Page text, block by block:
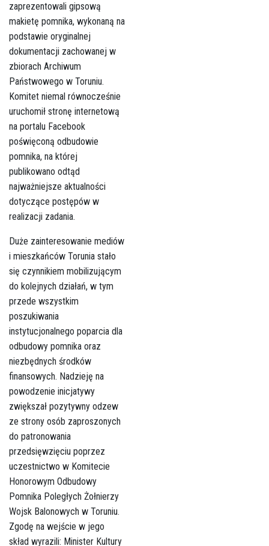
zaprezentowali gipsową
makietę pomnika, wykonaną na
podstawie oryginalnej
dokumentacji zachowanej w
zbiorach Archiwum
Państwowego w Toruniu.
Komitet niemal równocześnie
uruchomił stronę internetową
na portalu Facebook
poświęconą odbudowie
pomnika, na której
publikowano odtąd
najważniejsze aktualności
dotyczące postępów w
realizacji zadania.
Duże zainteresowanie mediów
i mieszkańców Torunia stało
się czynnikiem mobilizującym
do kolejnych działań, w tym
przede wszystkim
poszukiwania
instytucjonalnego poparcia dla
odbudowy pomnika oraz
niezbędnych środków
finansowych. Nadzieję na
powodzenie inicjatywy
zwiększał pozytywny odzew
ze strony osób zaproszonych
do patronowania
przedsięwzięciu poprzez
uczestnictwo w Komitecie
Honorowym Odbudowy
Pomnika Poległych Żołnierzy
Wojsk Balonowych w Toruniu.
Zgodę na wejście w jego
skład wyrazili: Minister Kultury